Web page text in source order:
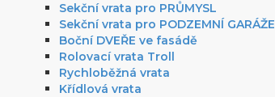
Sekční vrata pro PRŮMYSL
Sekční vrata pro PODZEMNÍ GARÁŽE
Boční DVEŘE ve fasádě
Rolovací vrata Troll
Rychloběžná vrata
Křídlová vrata